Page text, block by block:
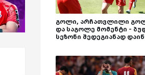
გოლი, არჩათვლილი
და საგოლე მომენტი -
სეზონი შედეგიანად